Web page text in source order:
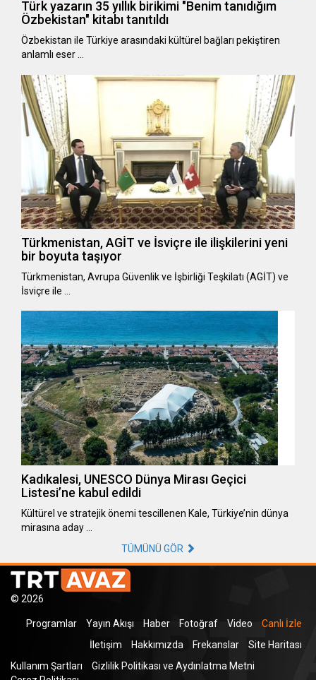
Türk yazarın 35 yıllık birikimi "Benim tanıdığım
Özbekistan" kitabı tanıtıldı
Özbekistan ile Türkiye arasındaki kültürel bağları pekiştiren
anlamlı eser …
Türkmenistan, AGİT ve İsviçre ile ilişkilerini yeni
bir boyuta taşıyor
Türkmenistan, Avrupa Güvenlik ve İşbirliği Teşkilatı (AGİT) ve
İsviçre ile …
Kadıkalesi, UNESCO Dünya Mirası Geçici
Listesi’ne kabul edildi
Kültürel ve stratejik önemi tescillenen Kale, Türkiye’nin dünya
mirasına aday …
TÜMÜNÜ GÖR
© 2026
Programlar Yayın Akışı Haber Fotoğraf Video
Canlı İzle
İletişim
Hakkımızda Frekanslar
Site Haritası
Kullanım Şartları
Gizlilik Politikası ve Aydınlatma Metni